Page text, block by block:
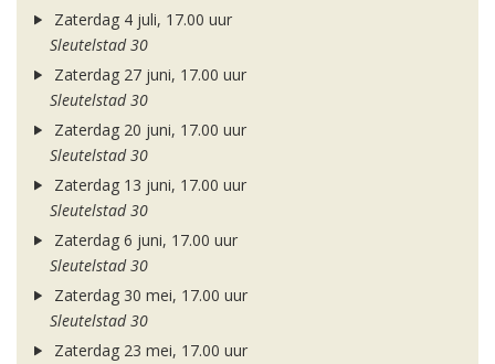
Zaterdag 4 juli, 17.00 uur
Sleutelstad 30
Zaterdag 27 juni, 17.00 uur
Sleutelstad 30
Zaterdag 20 juni, 17.00 uur
Sleutelstad 30
Zaterdag 13 juni, 17.00 uur
Sleutelstad 30
Zaterdag 6 juni, 17.00 uur
Sleutelstad 30
Zaterdag 30 mei, 17.00 uur
Sleutelstad 30
Zaterdag 23 mei, 17.00 uur